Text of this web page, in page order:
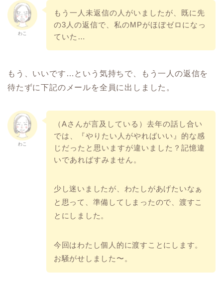
わこ
もう一人未返信の人がいましたが、既に先
の3人の返信で、私のMPがほぼゼロになっ
ていた…
もう、いいです…という気持ちで、もう一人の返信を
待たずに下記のメールを全員に出しました。
わこ
（Aさんが言及している）去年の話し合い
では、『やりたい人がやればいい』的な感
じだったと思いますが違いました？記憶違
いであればすみません。
少し迷いましたが、わたしがあげたいなぁ
と思って、準備してしまったので、渡すこ
とにしました。
今回はわたし個人的に渡すことにします。
お騒がせしました〜。